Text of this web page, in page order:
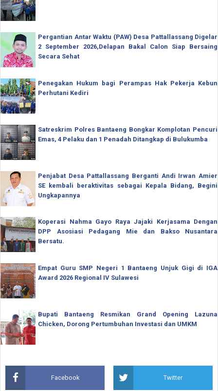
Pergantian Antar Waktu (PAW) Desa Pattallassang Digelar
2 September 2026,Delapan Bakal Calon Siap Bersaing
Secara Sehat
Penegakan Hukum bagi Perampas Hak Pekerja Kebun
Perhutani Kediri
Satreskrim Polres Bantaeng Bongkar Komplotan Pencuri
Emas, 4 Pelaku dan 1 Penadah Ditangkap di Bulukumba
Penjabat Desa Pattallassang Berganti Andi Irwan Amier
SE kembali beraktivitas sebagai Kepala Bidang, Begini
Ungkapannya
Koperasi Nahma Gayo Raya Jajaki Kerjasama Dengan
DPP Asosiasi Pedagang Mie dan Bakso Nusantara
Bersatu.
Empat Guru SMP Negeri 1 Bantaeng Unjuk Gigi di IGA
Award 2026 Regional IV Sulawesi
Bupati Bantaeng Resmikan Grand Opening Lazuna
Chicken, Dorong Pertumbuhan Investasi dan UMKM
Facebook Twitter